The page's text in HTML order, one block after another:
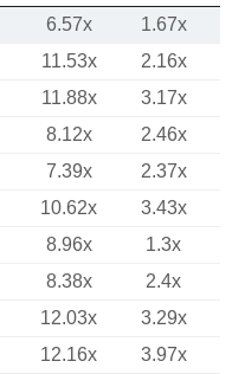
6.57x
1.67x
11.53x
2.16x
11.88x
3.17x
8.12x
2.46x
7.39x
2.37x
10.62x
3.43x
8.96x
1.3x
8.38x
2.4x
12.03x
3.29x
12.16x
3.97x